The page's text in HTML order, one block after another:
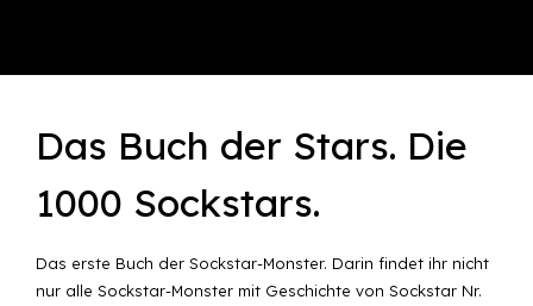
Das Buch der Stars. Die
1000 Sockstars.
Das erste Buch der Sockstar-Monster. Darin findet ihr nicht
nur alle Sockstar-Monster mit Geschichte von Sockstar Nr.